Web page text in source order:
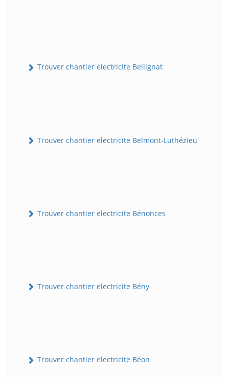
Trouver chantier electricite Bellignat
Trouver chantier electricite Belmont-Luthézieu
Trouver chantier electricite Bénonces
Trouver chantier electricite Bény
Trouver chantier electricite Béon